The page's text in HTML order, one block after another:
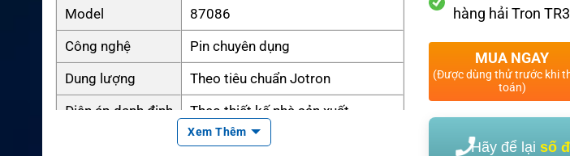
Model
87086
Công nghệ
Pin chuyên dụng
Dung lượng
Theo tiêu chuẩn Jotron
Điện áp danh định
Theo thiết kế nhà sản xuất
Dành cho bộ đàm hàng hải
Xem Thêm
hàng hải Tron
MUA NGAY
(Được dùng thử trước khi
toán)
Hãy để lạisố